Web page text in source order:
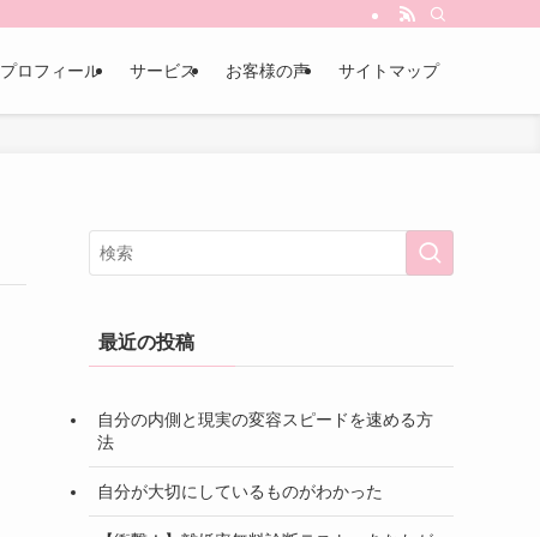
プロフィール サービス お客様の声 サイトマップ
最近の投稿
自分の内側と現実の変容スピードを速める方
法
自分が大切にしているものがわかった